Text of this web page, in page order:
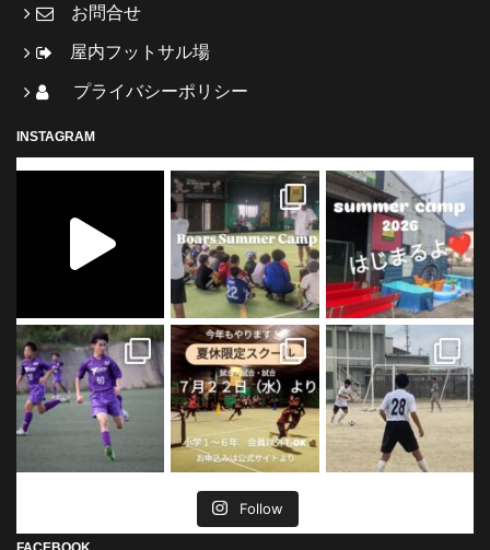
お問合せ
屋内フットサル場
プライバシーポリシー
INSTAGRAM
Follow